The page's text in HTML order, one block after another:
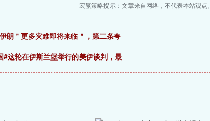
宏赢策略提示：文章来自网络，不代表本站观点。
朗＂更多灾难即将来临＂，第二条夸
这轮在伊斯兰堡举行的美伊谈判，最